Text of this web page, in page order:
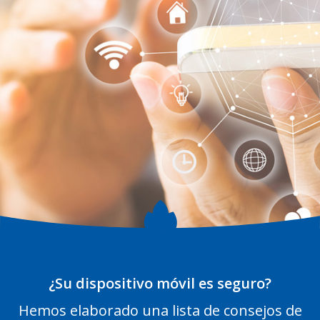
¿Su dispositivo móvil es seguro?
Hemos elaborado una lista de consejos de